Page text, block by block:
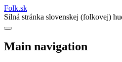
Folk.sk
Silná stránka slovenskej (folkovej)
Main navigation